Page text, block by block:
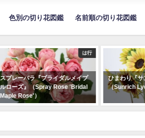
色別の切り花図鑑 名前順の切り花図鑑
さ行
ひまわり『サンリッチライチ』
（Sunrich Lychee）
ルドベキア『
ズ』（
Eilers'）